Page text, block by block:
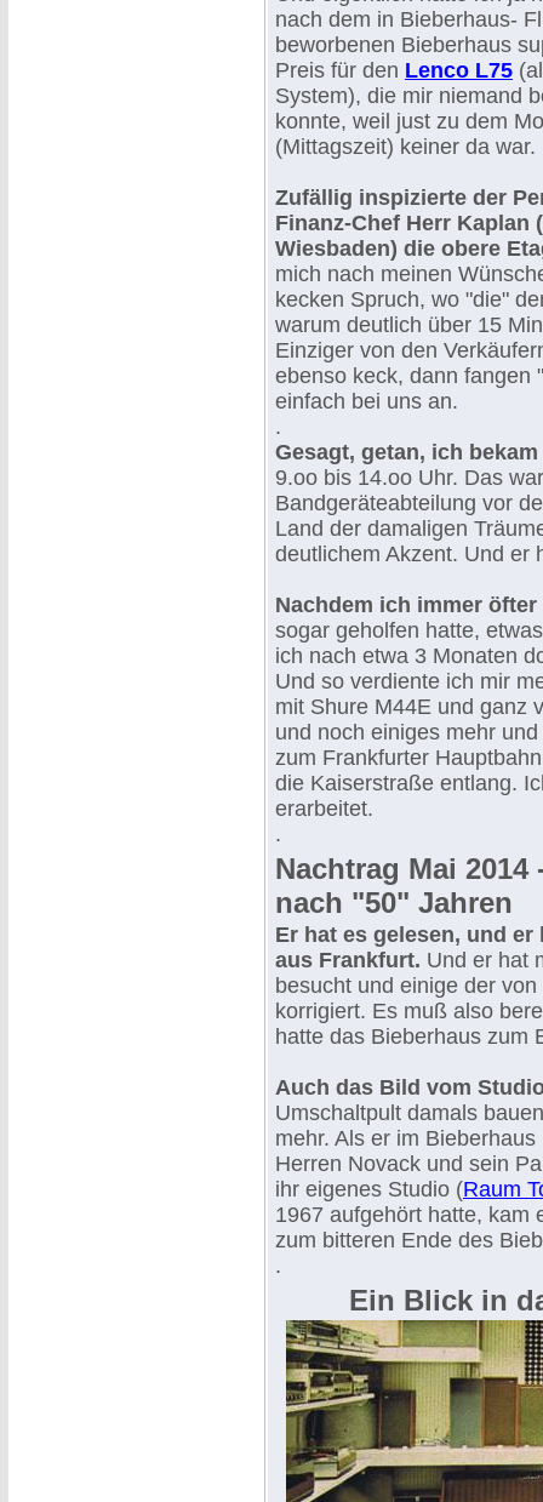
nach dem in Bieberhaus-
beworbenen Bieberhaus
Preis für den Lenco L75
System), die mir niemand
konnte, weil just zu dem
(Mittagszeit) keiner da war.
Zufällig inspizierte der
Finanz-Chef Herr Kaplan
Wiesbaden) die obere
mich nach meinen
kecken Spruch, wo "die"
warum deutlich über 15
Einziger von den
ebenso keck, dann fangen
einfach bei uns an.
.
Gesagt, getan, ich
9.oo bis 14.oo Uhr. Das
Bandgeräteabteilung vor
Land der damaligen
deutlichem Akzent. Und er
Nachdem ich immer
sogar geholfen hatte,
ich nach etwa 3 Monaten
Und so verdiente ich mir
mit Shure M44E und ganz
und noch einiges mehr
zum Frankfurter
die Kaiserstraße entlang.
erarbeitet.
.
Nachtrag Mai
nach "50" Jahren
Er hat es gelesen, und
aus Frankfurt. Und er hat
besucht und einige der
korrigiert. Es muß also
hatte das Bieberhaus zum
Auch das Bild vom
Umschaltpult damals
mehr. Als er im
Herren Novack und sein
ihr eigenes Studio (Raum
1967 aufgehört hatte, kam
zum bitteren Ende des
.
Ein Blick in